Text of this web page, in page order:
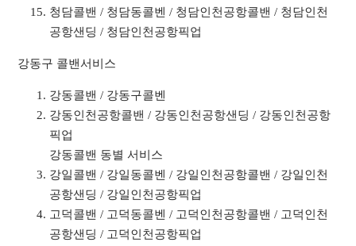
청담콜밴 / 청담동콜벤 / 청담인천공항콜밴 / 청담인천
공항샌딩 / 청담인천공항픽업
강동구 콜밴서비스
강동콜밴 / 강동구콜벤
강동인천공항콜밴 / 강동인천공항샌딩 / 강동인천공항
픽업
강동콜밴 동별 서비스
강일콜밴 / 강일동콜벤 / 강일인천공항콜밴 / 강일인천
공항샌딩 / 강일인천공항픽업
고덕콜밴 / 고덕동콜벤 / 고덕인천공항콜밴 / 고덕인천
공항샌딩 / 고덕인천공항픽업